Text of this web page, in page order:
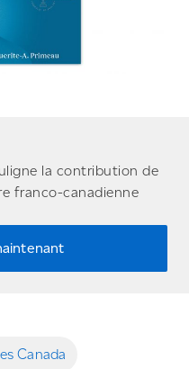
la contribution de
franco-canadienne
Canada